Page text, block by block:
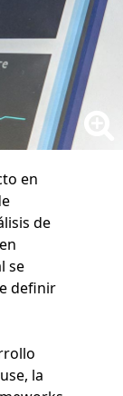
en
de
se
definir
la